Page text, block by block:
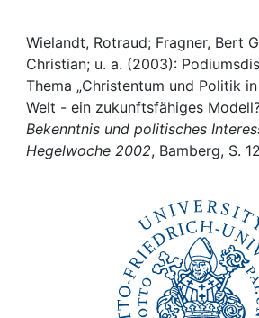
Awards
My FIS
Help
Wielandt, Rotraud; Fragner, Bert
Christian; u. a. (2003):
Thema „Christentum und Politik
Welt - ein zukunftsfähiges
Bekenntnis und politisches
Hegelwoche 2002, Bamberg, S.